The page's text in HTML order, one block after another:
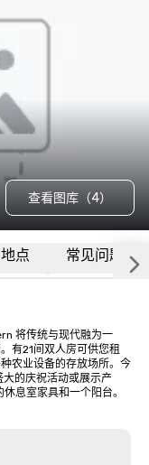
查看图库（4）
地点 常见问题
将传统与现代融为一
有21间双人房可供您租
农业设备的存放场所。今
的庆祝活动或展示产
息室家具和一个阳台。